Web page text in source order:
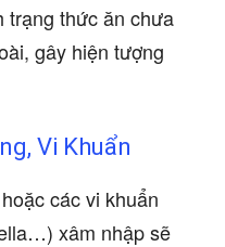
trạng thức ăn chưa
gây hiện tượng
Vi Khuẩn
các vi khuẩn
xâm nhập sẽ